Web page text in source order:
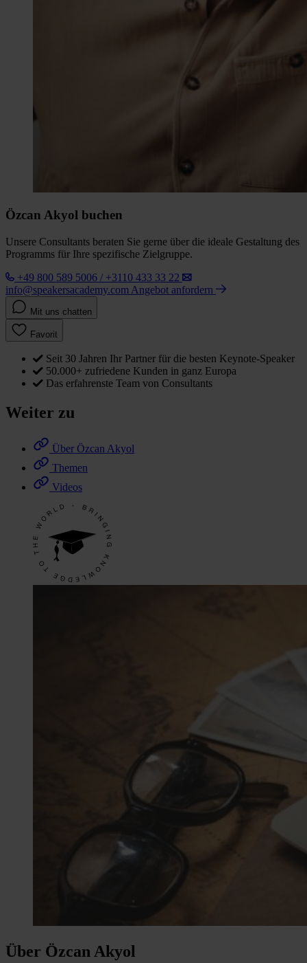
Özcan Akyol buchen
Unsere Consultants beraten Sie gerne über die ideale Gestaltung des
Programms für Ihre spezifische Zielgruppe.
+49 800 589 5006 / +3110 433 33 22
info@speakersacademy.com Angebot anfordern
Mit uns chatten
Favorit
Seit 30 Jahren Ihr Partner für die besten Keynote-Speaker
50.000+ zufriedene Kunden in ganz Europa
Das erfahrenste Team von Consultants
Weiter zu
Über Özcan Akyol
Themen
Videos
Über Özcan Akyol